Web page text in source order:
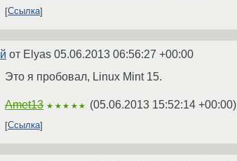
Ссылка
от Elyas 05.06.2013 06:56:27 +00:00
Это я пробовал, Linux Mint 15.
Amet13 ★★★★★ (05.06.2013 15:52:14 +00:00)
Ссылка